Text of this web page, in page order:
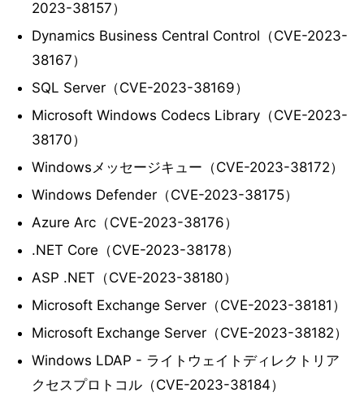
2023-38157）
Dynamics Business Central Control（CVE-2023-
38167）
SQL Server（CVE-2023-38169）
Microsoft Windows Codecs Library（CVE-2023-
38170）
Windowsメッセージキュー（CVE-2023-38172）
Windows Defender（CVE-2023-38175）
Azure Arc（CVE-2023-38176）
.NET Core（CVE-2023-38178）
ASP .NET（CVE-2023-38180）
Microsoft Exchange Server（CVE-2023-38181）
Microsoft Exchange Server（CVE-2023-38182）
Windows LDAP - ライトウェイトディレクトリア
クセスプロトコル（CVE-2023-38184）